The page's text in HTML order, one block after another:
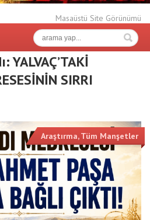
Masaüstü Site Görünümü
YALVAÇ’TAKİ
SIRRI
Araştırma,Tüm Manşetler